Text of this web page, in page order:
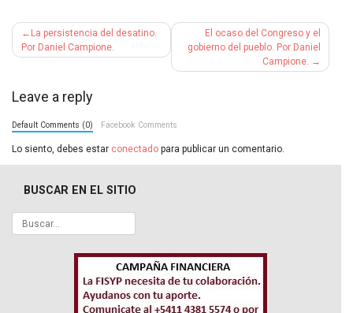
Navegación
de
La persistencia del desatino.
Por Daniel Campione.
El ocaso del Congreso y el
gobierno del pueblo. Por Daniel
Campione.
Leave a reply
Default Comments (0) Facebook Comments
Lo siento, debes estar conectado para publicar un comentario.
BUSCAR EN EL SITIO